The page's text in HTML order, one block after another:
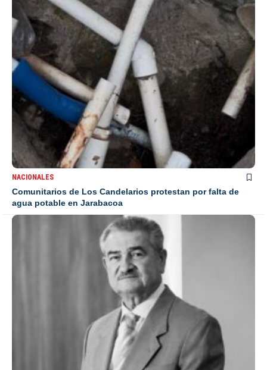
NACIONALES
Comunitarios de Los Candelarios protestan por falta de
agua potable en Jarabacoa